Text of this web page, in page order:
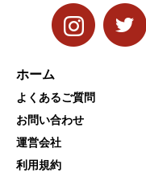
ホーム
よくあるご質問
お問い合わせ
運営会社
利用規約